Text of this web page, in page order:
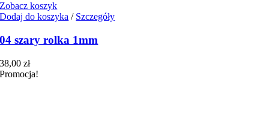
Zobacz koszyk
Dodaj do koszyka / Szczegóły
04 szary rolka 1mm
38,00zł
Promocja!